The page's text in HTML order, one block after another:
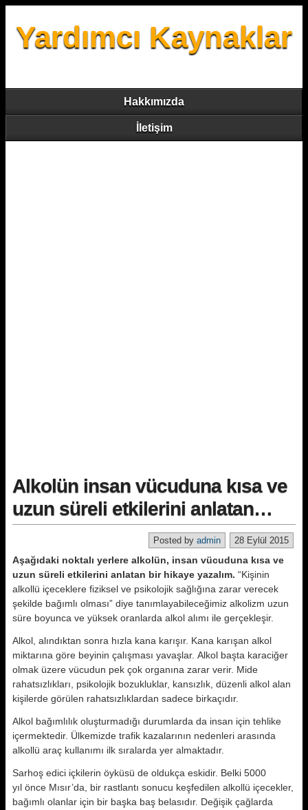
Yardımcı Kaynaklar
Hakkımızda
İletişim
Alkolün insan vücuduna kısa ve
uzun süreli etkilerini anlatan…
28 Eylül 2015
Posted by admin
Aşağıdaki noktalı yerlere alkolün, insan vücuduna kısa ve
uzun süreli etkilerini anlatan bir hikaye yazalım. “Kişinin
alkollü içeceklere fiziksel ve psikolojik sağlığına zarar verecek
şekilde bağımlı olması” diye tanımlayabileceğimiz alkolizm uzun
süre boyunca ve yüksek oranlarda alkol alımı ile gerçekleşir.
Alkol, alındıktan sonra hızla kana karışır. Kana karışan alkol
miktarına göre beyinin çalışması yavaşlar. Alkol başta karaciğer
olmak üzere vücudun pek çok organına zarar verir. Mide
rahatsızlıkları, psikolojik bozukluklar, kansızlık, düzenli alkol alan
kişilerde görülen rahatsızlıklardan sadece birkaçıdır.
Alkol bağımlılık oluşturmadığı durumlarda da insan için tehlike
içermektedir. Ülkemizde trafik kazalarının nedenleri arasında
alkollü araç kullanımı ilk sıralarda yer almaktadır.
Sarhoş edici içkilerin öyküsü de oldukça eskidir. Belki 5000
yıl önce Mısır’da, bir rastlantı sonucu keşfedilen alkollü içecekler,
bağımlı olanlar için bir başka baş belasıdır. Değişik çağlarda